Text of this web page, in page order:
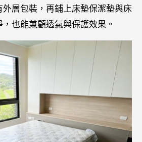
層包裝，再鋪上床墊保潔墊與床
也能兼顧透氣與保護效果。